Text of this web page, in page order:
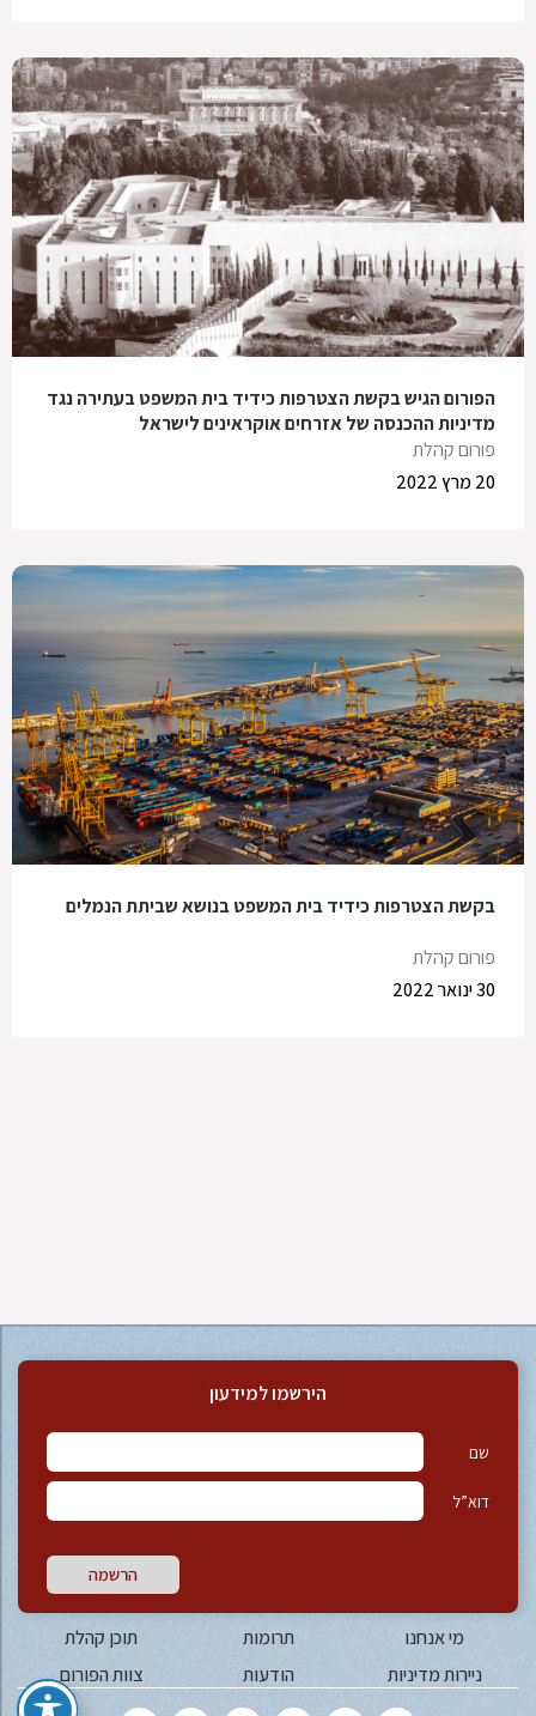
הפורום הגיש בקשת הצטרפות כידיד בית המשפט בעתירה נגד
מדיניות ההכנסה של אזרחים אוקראינים לישראל
פורום קהלת
20 מרץ 2022
בקשת הצטרפות כידיד בית המשפט בנושא שביתת הנמלים
פורום קהלת
30 ינואר 2022
הירשמו למידעון
שם
דוא”ל
הרשמה
מי אנחנו תרומות
תוכן קהלת
ניירות מדיניות
הודעות צוות הפורום